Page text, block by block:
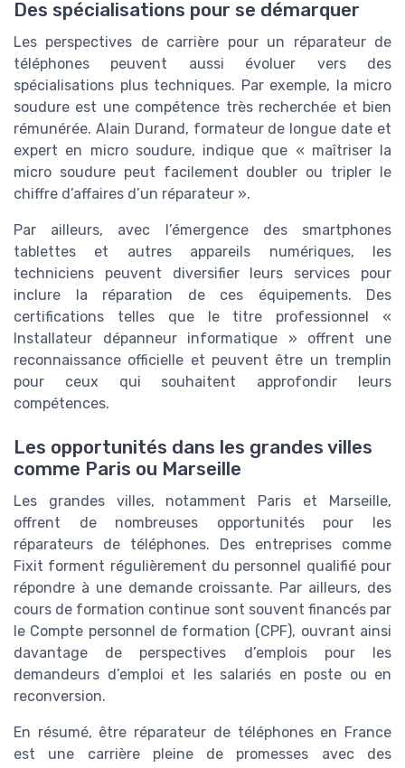
Des spécialisations pour se démarquer
Les perspectives de carrière pour un réparateur de
téléphones peuvent aussi évoluer vers des
spécialisations plus techniques. Par exemple, la micro
soudure est une compétence très recherchée et bien
rémunérée. Alain Durand, formateur de longue date et
expert en micro soudure, indique que « maîtriser la
micro soudure peut facilement doubler ou tripler le
chiffre d’affaires d’un réparateur ».
Par ailleurs, avec l’émergence des smartphones
tablettes et autres appareils numériques, les
techniciens peuvent diversifier leurs services pour
inclure la réparation de ces équipements. Des
certifications telles que le titre professionnel «
Installateur dépanneur informatique » offrent une
reconnaissance officielle et peuvent être un tremplin
pour ceux qui souhaitent approfondir leurs
compétences.
Les opportunités dans les grandes villes
comme Paris ou Marseille
Les grandes villes, notamment Paris et Marseille,
offrent de nombreuses opportunités pour les
réparateurs de téléphones. Des entreprises comme
Fixit forment régulièrement du personnel qualifié pour
répondre à une demande croissante. Par ailleurs, des
cours de formation continue sont souvent financés par
le Compte personnel de formation (CPF), ouvrant ainsi
davantage de perspectives d’emplois pour les
demandeurs d’emploi et les salariés en poste ou en
reconversion.
En résumé, être réparateur de téléphones en France
est une carrière pleine de promesses avec des